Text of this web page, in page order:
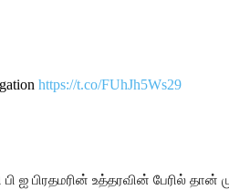
https://t.co/FUhJh5Ws29
ஐ பிரதமரின் உத்தரவின் பேரில்